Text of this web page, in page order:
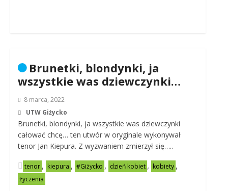
Brunetki, blondynki, ja
wszystkie was dziewczynki…
8 marca, 2022
UTW Giżycko
Brunetki, blondynki, ja wszystkie was dziewczynki
całować chcę… ten utwór w oryginale wykonywał
tenor Jan Kiepura. Z wyzwaniem zmierzył się…..
tenor , kiepura , #Giżycko , dzień kobiet , kobiety ,
życzenia